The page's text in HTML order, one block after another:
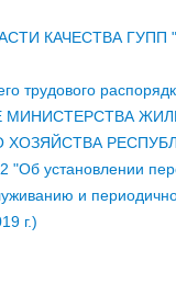
КАЧЕСТВА ГУПП
трудового
МИНИСТЕРСТВА
"Об установлении
и
г.)